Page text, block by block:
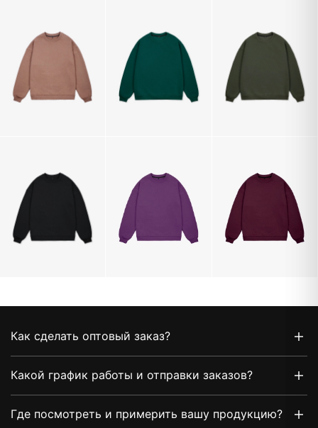
Как сделать оптовый заказ?
Какой график работы и отправки заказов?
Где посмотреть и примерить вашу продукцию?